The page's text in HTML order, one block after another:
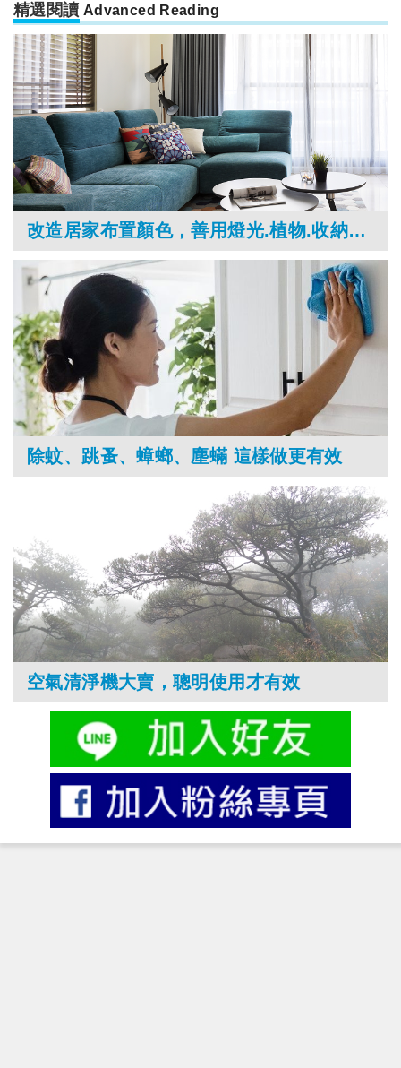
精選閱讀 Advanced Reading
改造居家布置顏色，善用燈光.植物.收納療癒悶在家的心情
除蚊、跳蚤、蟑螂、塵蟎 這樣做更有效
空氣清淨機大賣，聰明使用才有效